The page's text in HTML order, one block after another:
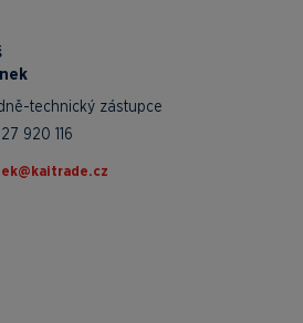
technický zástupce
920 116